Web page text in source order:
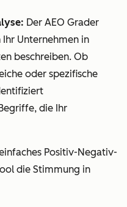
Der AEO Grader
Unternehmen in
beschreiben. Ob
oder spezifische
die Ihr
Positiv-Negativ-
die Stimmung in